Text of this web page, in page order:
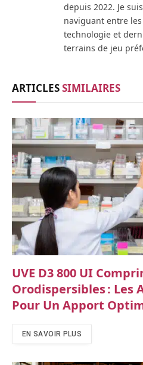
depuis 2022. Je
naviguant entre
technologie et
terrains de jeu
ARTICLESSIMILAIRES
UVE D3 800 UI
Orodispersibles : Les
Pour Un Apport
EN SAVOIR PLUS